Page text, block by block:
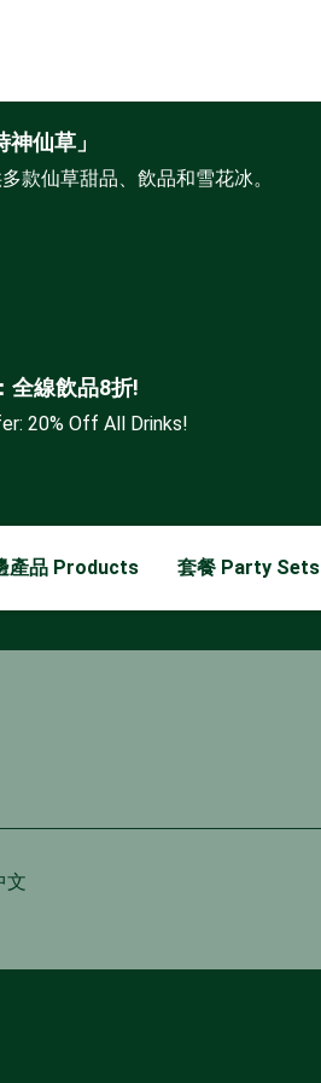
神仙草」
款仙草甜品、飲品和雪花冰。
全線飲品8折!
20% Off All Drinks!
產品 Products 套餐 Party Sets
文